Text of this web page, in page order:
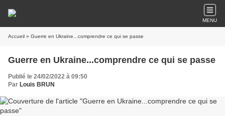
MENU
Accueil » Guerre en Ukraine...comprendre ce qui se passe
Guerre en Ukraine...comprendre ce qui se passe
Publié le 24/02/2022 à 09:50
Par Louis BRUN